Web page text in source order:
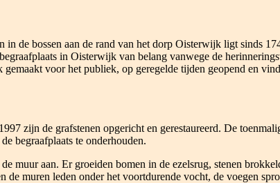
de bossen aan de rand van het dorp Oisterwijk ligt sinds
in Oisterwijk van belang vanwege de
voor het publiek, op geregelde tijden geopend en
zijn de grafstenen opgericht en gerestaureerd. De
begraafplaats te onderhouden.
muur aan. Er groeiden bomen in de ezelsrug, stenen
muren leden onder het voortdurende vocht, de voegen